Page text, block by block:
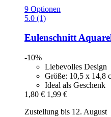
9 Optionen
5.0 (1)
Eulenschnitt
-10%
Liebevolles Design
Größe: 10,5 x 14,8
Ideal als Geschenk
1,80 € 1,99 €
Zustellung bis 12. August